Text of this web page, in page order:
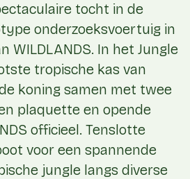
tocht in de
onderzoeksvoertuig in
WILDLANDS. In het Jungle
tropische kas van
koning samen met twee
plaquette en opende
officieel. Tenslotte
voor een spannende
jungle langs diverse